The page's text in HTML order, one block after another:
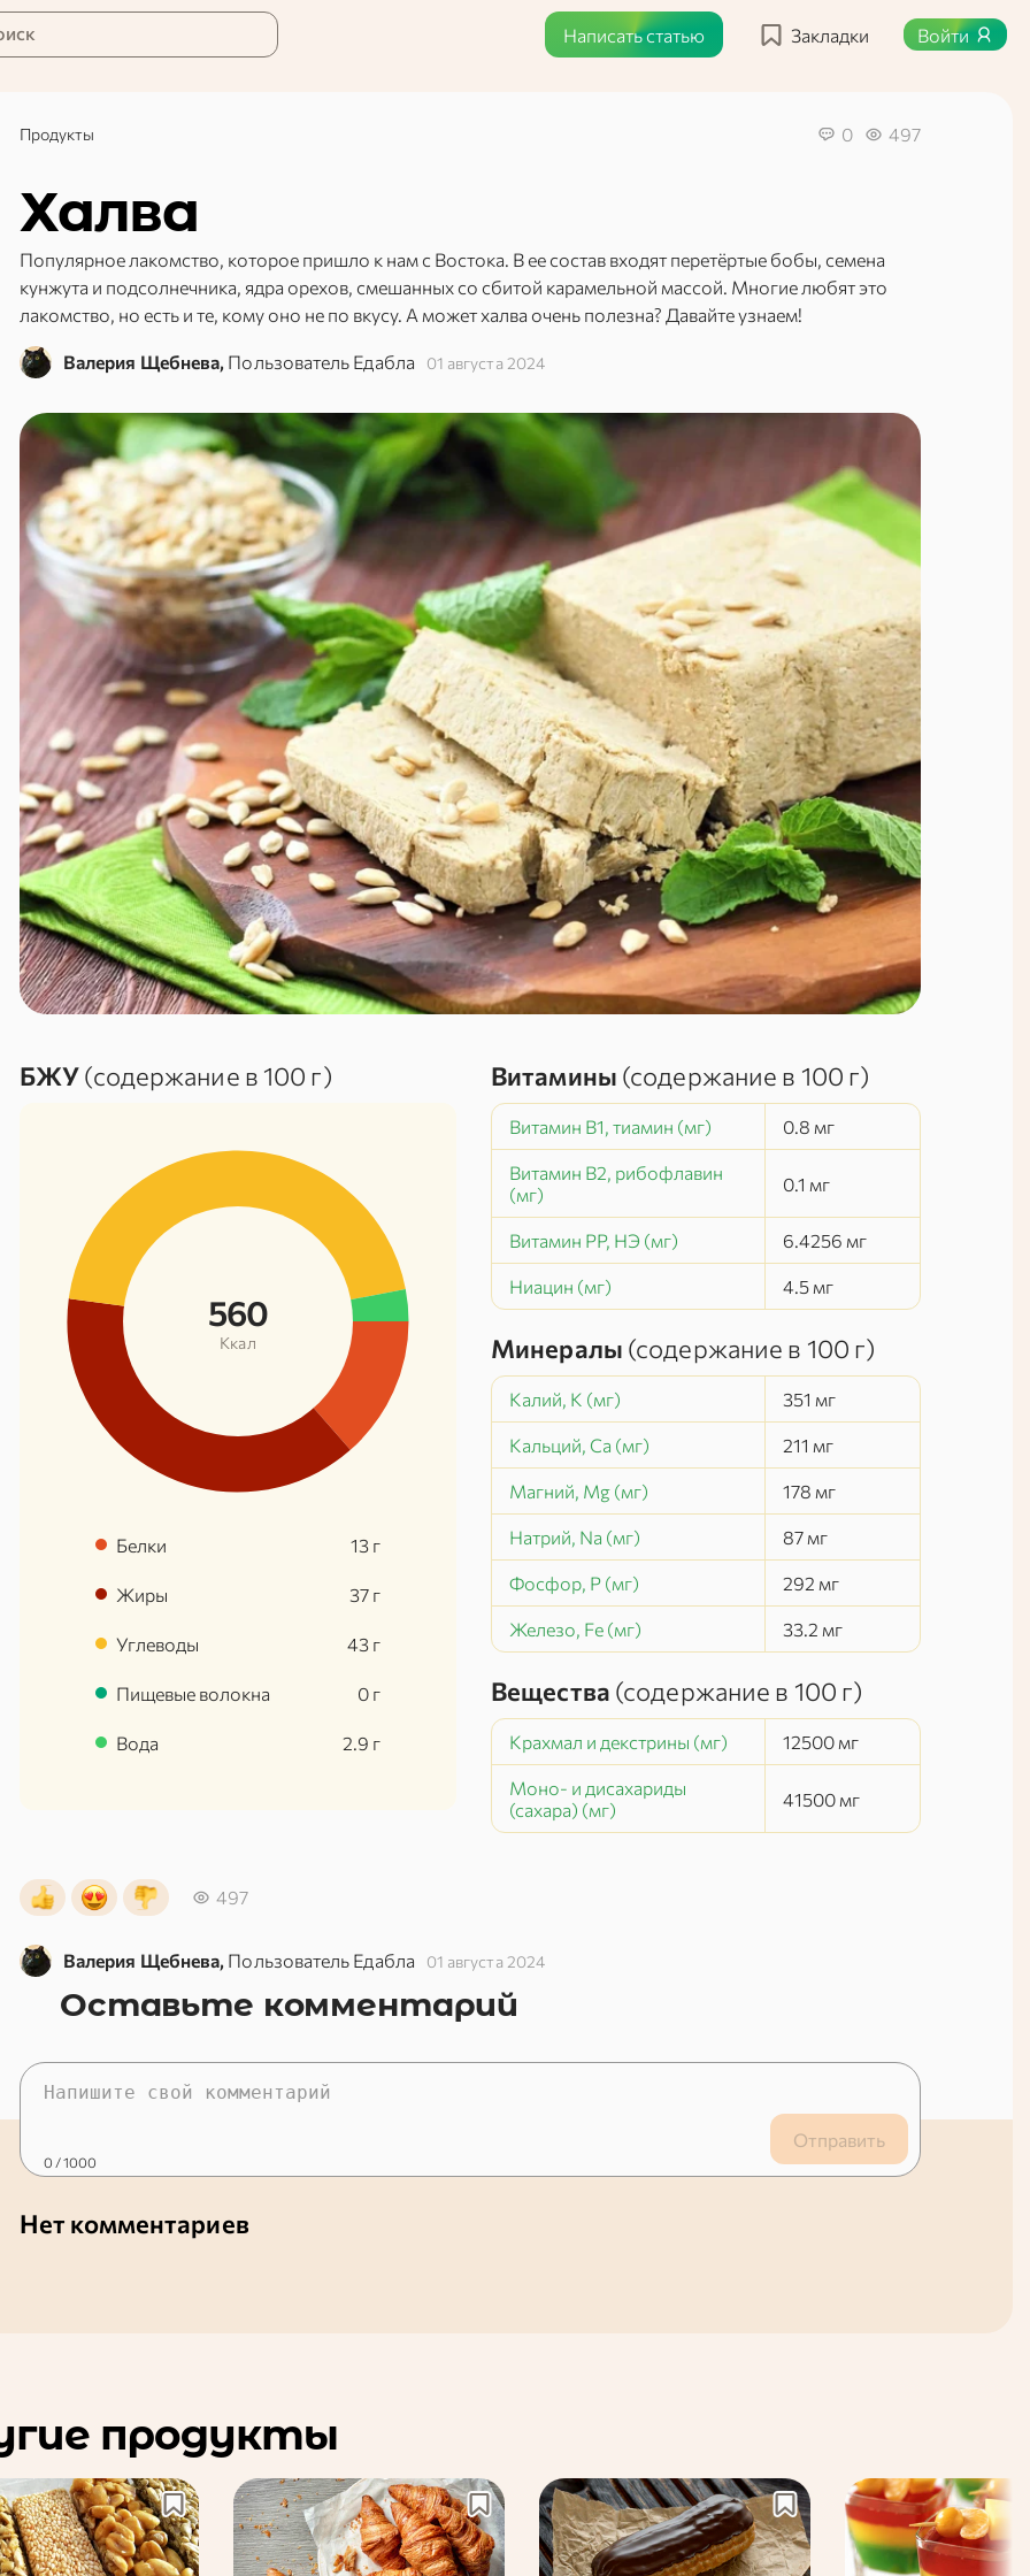
Написать статью Закладки Войти
Продукты 0 497
Халва
Популярное лакомство, которое пришло к нам с Востока. В ее состав входят перетёртые бобы, семена
кунжута и подсолнечника, ядра орехов, смешанных со сбитой карамельной массой. Многие любят это
лакомство, но есть и те, кому оно не по вкусу. А может халва очень полезна? Давайте узнаем!
Валерия Щебнева, Пользователь Едабла 01 августа 2024
БЖУ(содержание в 100 г)
560
Ккал
Белки 13 г
Жиры 37 г
Углеводы 43 г
Пищевые волокна 0 г
Вода 2.9 г
Витамины (содержание в 100 г)
Витамин В1, тиамин (мг) 0.8 мг
Витамин В2, рибофлавин
(мг)
0.1 мг
Витамин РР, НЭ (мг) 6.4256 мг
Ниацин (мг) 4.5 мг
Минералы (содержание в 100 г)
Калий, K (мг) 351 мг
Кальций, Ca (мг) 211 мг
Магний, Mg (мг) 178 мг
Натрий, Na (мг) 87 мг
Фосфор, P (мг) 292 мг
Железо, Fe (мг) 33.2 мг
Вещества (содержание в 100 г)
Крахмал и декстрины (мг) 12500 мг
Моно- и дисахариды
(сахара) (мг)
41500 мг
497
Валерия Щебнева, Пользователь Едабла 01 августа 2024
Оставьте комментарий
Отправить
0 / 1000
Нет комментариев
продукты